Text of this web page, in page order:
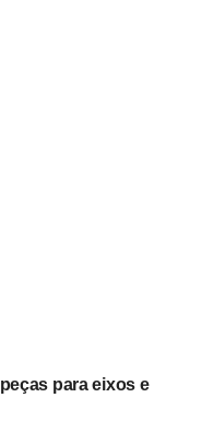
para eixos e